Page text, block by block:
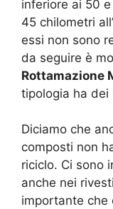
inferiore ai 50
45 chilometri
essi non sono
da seguire è
Rottamazione
tipologia ha dei
Diciamo che
composti non
riciclo. Ci sono
anche nei
importante che